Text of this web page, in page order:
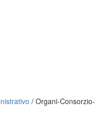
/ Organi-Consorzio-